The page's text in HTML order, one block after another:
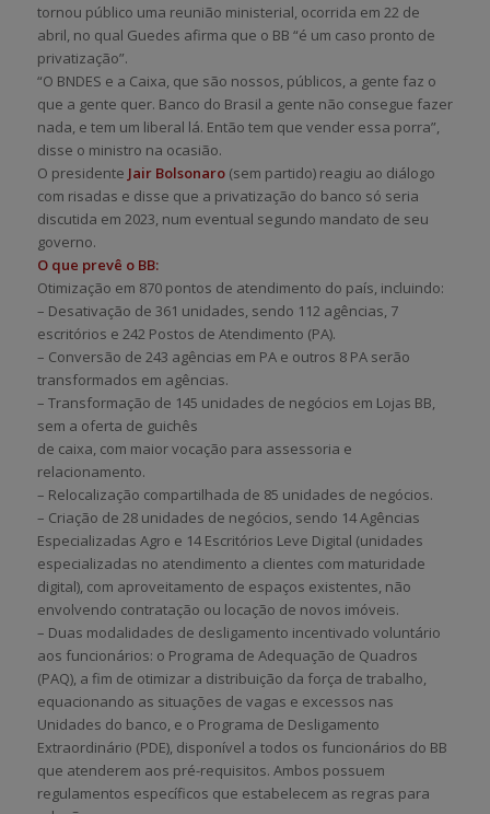
tornou público uma reunião ministerial, ocorrida em 22 de
abril, no qual Guedes afirma que o BB “é um caso pronto de
privatização”.
“O BNDES e a Caixa, que são nossos, públicos, a gente faz o
que a gente quer. Banco do Brasil a gente não consegue fazer
nada, e tem um liberal lá. Então tem que vender essa porra”,
disse o ministro na ocasião.
O presidente Jair Bolsonaro(sem partido) reagiu ao diálogo
com risadas e disse que a privatização do banco só seria
discutida em 2023, num eventual segundo mandato de seu
governo.
O que prevê o BB:
Otimização em 870 pontos de atendimento do país, incluindo:
– Desativação de 361 unidades, sendo 112 agências, 7
escritórios e 242 Postos de Atendimento (PA).
– Conversão de 243 agências em PA e outros 8 PA serão
transformados em agências.
– Transformação de 145 unidades de negócios em Lojas BB,
sem a oferta de guichês
de caixa, com maior vocação para assessoria e
relacionamento.
– Relocalização compartilhada de 85 unidades de negócios.
– Criação de 28 unidades de negócios, sendo 14 Agências
Especializadas Agro e 14 Escritórios Leve Digital (unidades
especializadas no atendimento a clientes com maturidade
digital), com aproveitamento de espaços existentes, não
envolvendo contratação ou locação de novos imóveis.
– Duas modalidades de desligamento incentivado voluntário
aos funcionários: o Programa de Adequação de Quadros
(PAQ), a fim de otimizar a distribuição da força de trabalho,
equacionando as situações de vagas e excessos nas
Unidades do banco, e o Programa de Desligamento
Extraordinário (PDE), disponível a todos os funcionários do BB
que atenderem aos pré-requisitos. Ambos possuem
regulamentos específicos que estabelecem as regras para